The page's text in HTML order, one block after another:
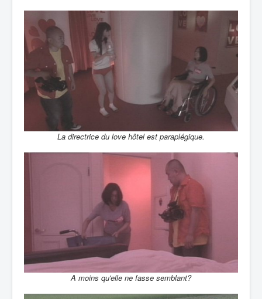
La directrice du love hôtel est paraplégique.
A moins qu'elle ne fasse semblant?